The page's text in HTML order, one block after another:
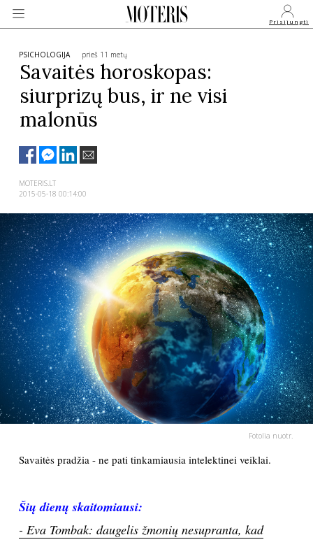
Prisijungti
VEIDAI
MADA
GROŽIS
SVEIKATA
APIE MANE
PSICHOLOGIJA
HOROSKOPAI
ASTROLOGIJA
POLITIKA
LAISVALAIKIS
PSICHOLOGIJA prieš 11 metų
Savaitės horoskopas:
siurprizų bus, ir ne visi
malonūs
MOTERIS.LT
2015-05-18 00:14:00
Fotolia nuotr.
Savaitės pradžia - ne pati tinkamiausia intelektinei veiklai.
Šių dienų skaitomiausi:
- Eva Tombak: daugelis žmonių nesupranta, kad